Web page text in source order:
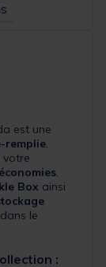
est une
remplie,
votre
économies.
Box ainsi
le
: